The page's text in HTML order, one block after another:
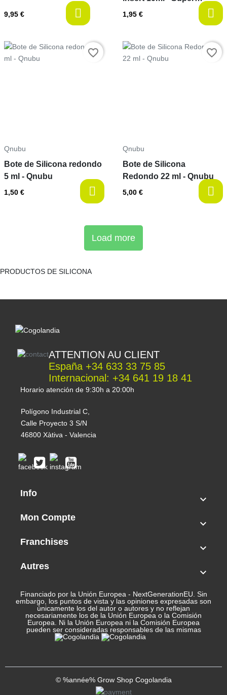
9,95 € last-items
Smoker
1,95 €
Prix
Qnubu
Bote de Silicona redondo
5 ml - Qnubu
1,50 €
favorite_border Prix
Qnubu
Bote de Silicona
Redondo 22 ml - Qnubu
5,00 €
favorite_border
Load more
PRODUCTOS DE SILICONA
ATTENTION AU CLIENT
España +34 633 33 75 85
Internacional: +34 641 19 18 41
Horario atención de 9:30h a 20:00h
Polígono Industrial C,
Calle Proyecto 3 S/N
46800 Xàtiva - Valencia
Info

Mon Compte

Franchises

Autres

Financiado por la Unión Europea - NextGenerationEU. Sin
embargo, los puntos de vista y las opiniones expresadas son
únicamente los del autor o autores y no reflejan
necesariamente los de la Unión Europea o la Comisión
Europea. Ni la Unión Europea ni la Comisión Europea
pueden ser consideradas responsables de las mismas
© %année% Grow Shop Cogolandia